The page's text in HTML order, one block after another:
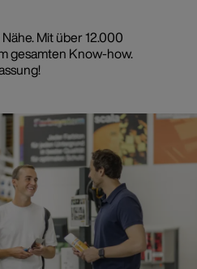
Mit über 12.000
gesamten Know-how.